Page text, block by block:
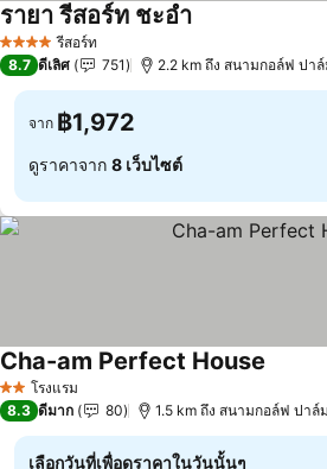
4 ดาว รีสอร์ท
รายา รีสอร์ท ชะอำดูราคา
8.7 ดีเลิศ 751 2.2 km ถึง สนามกอล์ฟ ปา
จาก ฿1,972
ดูราคาจาก 8 เว็บไซต์
2 ดาวโรงแรม
Cha-am Perfect House
8.3 ดีมาก 80 1.5 km ถึง สนามกอล์ฟ ปา
เลือกวันที่เพื่อดูราคาในวันนั้นๆ